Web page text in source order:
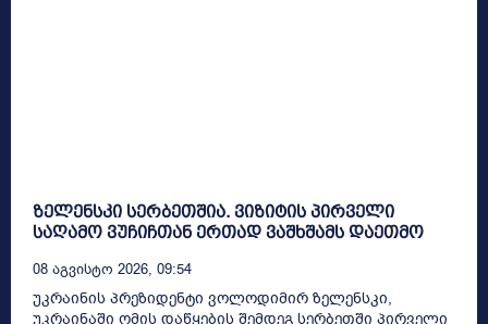
ზელენსკი სერბეთშია. ვიზიტის პირველი
საღამო ვუჩიჩთან ერთად ვაშხშამს დაეთმო
08 Აგვისტო 2026, 09:54
უკრაინის პრეზიდენტი ვოლოდიმირ ზელენსკი,
უკრაინაში ომის დაწყების შემდეგ სერბეთში პირველი